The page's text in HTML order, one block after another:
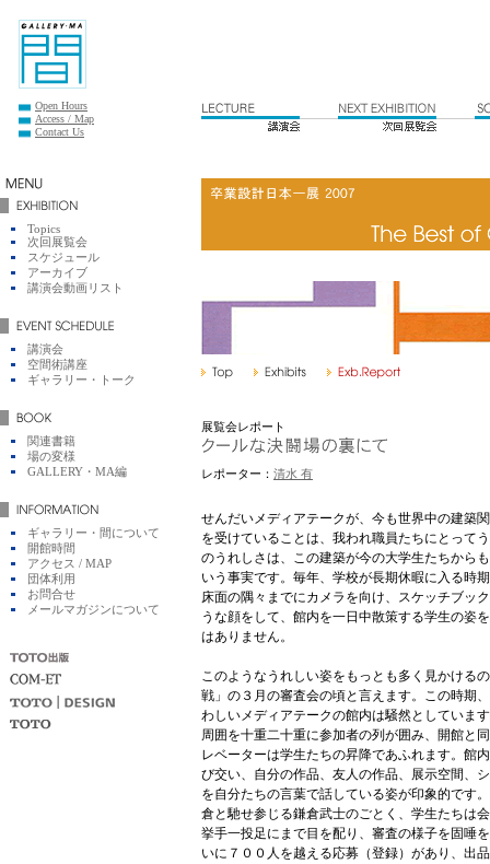
Open Hours
Access / Map
Contact Us
展覧会レポート
レポーター： 清水 有
せんだいメディアテークが、今も世界中の建築
を受けていることは、我われ職員たちにとって
のうれしさは、この建築が今の大学生たちから
いう事実です。毎年、学校が長期休暇に入る時
床面の隅々までにカメラを向け、スケッチブッ
うな顔をして、館内を一日中散策する学生の姿
はありません。
このようなうれしい姿をもっとも多く見かける
戦」の３月の審査会の頃と言えます。この時期
わしいメディアテークの館内は騒然としていま
周囲を十重二十重に参加者の列が囲み、開館と
レベーターは学生たちの昇降であふれます。館
び交い、自分の作品、友人の作品、展示空間、
を自分たちの言葉で話している姿が印象的です
倉と馳せ参じる鎌倉武士のごとく、学生たちは
挙手一投足にまで目を配り、審査の様子を固唾
いに７００人を越える応募（登録）があり、出
Topics
次回展覧会
スケジュール
アーカイブ
講演会動画リスト
講演会
空間術講座
ギャラリー・トーク
関連書籍
場の変様
GALLERY・MA編
ギャラリー・間について
開館時間
アクセス / MAP
団体利用
お問合せ
メールマガジンについて